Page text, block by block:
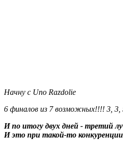
Начну с Uno Razdolie
6 финалов из 7 возможных!!!! 3, 3,
И по итогу двух дней - третий
И это при такой-то